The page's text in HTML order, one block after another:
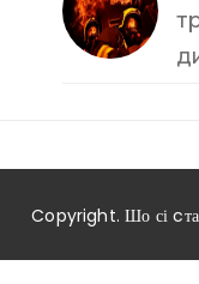
Copyright. Шо сі